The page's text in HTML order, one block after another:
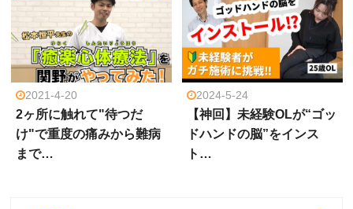
2021-4-20
2ヶ所に触れて"待つだ
け"で重度の痛みから難病
まで…
2024-5-24
【神回】未経験OLが“ゴッ
ドハンドの脳”をインス
ト…